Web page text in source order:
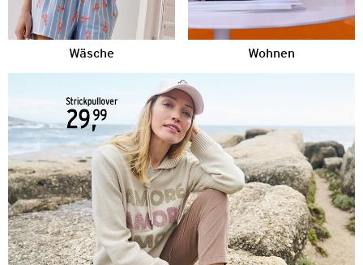
Wäsche Wohnen